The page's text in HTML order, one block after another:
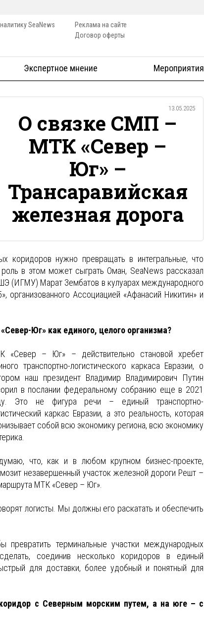
SeaNews
Реклама на сайте
Договор оферты
Экспертное мнение Мероприятия
13.05.2025
О связке СМП –
МТК «Север –
Юг» –
Трансаравийская
железная дорога
коридоров нужно превращать в интегральные, что
в этом может сыграть Оман, SeaNews рассказал
(ИГМУ) Марат Зембатов в кулуарах международного
организованного Ассоциацией «Афанасий Никитин» и
Юг» как единого, целого организма?
«Север – Юг» – действительно становой хребет
транспортно-логистического каркаса Евразии, о
наш президент Владимир Владимирович Путин
в послании федеральному собранию еще в 2021
Это не фигура речи – единый транспортно-
каркас Евразии, а это реальность, которая
собой всю экономику региона, всю экономику
что, как и в любом крупном бизнес-проекте,
незавершенный участок железной дороги Решт –
МТК «Север – Юг».
логисты. Мы должны его раскатать и обеспечить
терминальные участки международных
соединив несколько коридоров в единый
для доставки, более удобный и понятный для
с Северным морским путем, а на юге – с